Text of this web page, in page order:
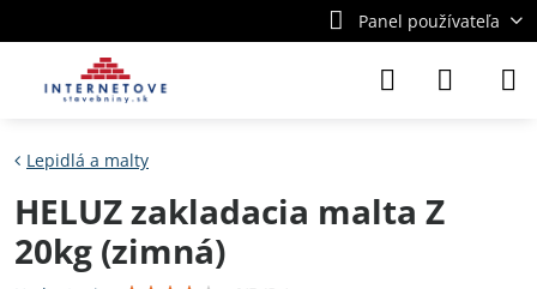
Panel používateľa
Lepidlá a malty
HELUZ zakladacia malta Z
20kg (zimná)